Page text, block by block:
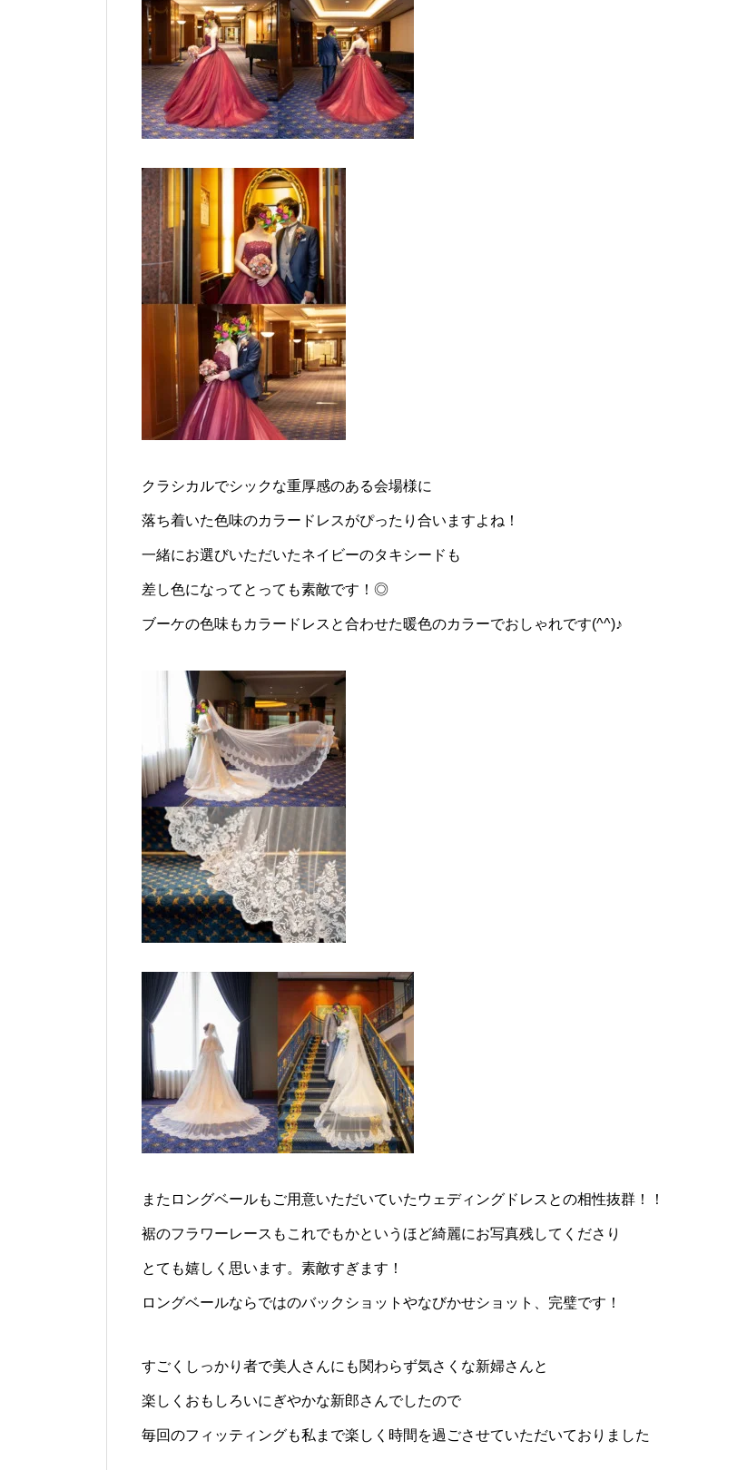
クラシカルでシックな重厚感のある会場様に
落ち着いた色味のカラードレスがぴったり合いますよね！
一緒にお選びいただいたネイビーのタキシードも
差し色になってとっても素敵です！◎
ブーケの色味もカラードレスと合わせた暖色のカラーでおしゃれです(^^)♪
またロングベールもご用意いただいていたウェディングドレスとの相性抜群！！
裾のフラワーレースもこれでもかというほど綺麗にお写真残してくださり
とても嬉しく思います。素敵すぎます！
ロングベールならではのバックショットやなびかせショット、完璧です！
すごくしっかり者で美人さんにも関わらず気さくな新婦さんと
楽しくおもしろいにぎやかな新郎さんでしたので
毎回のフィッティングも私まで楽しく時間を過ごさせていただいておりました